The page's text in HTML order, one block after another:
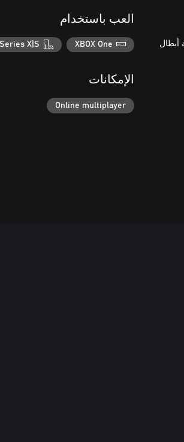
أبطال
العب باستخدام
XBOX One
X|S
الإمكانات
Online multiplayer